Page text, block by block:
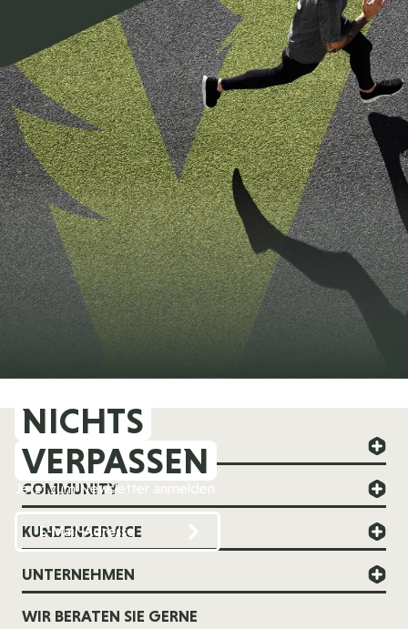
NICHTS
VERPASSEN
Jetzt zum Newsletter anmelden
FOREVER YOUNG
COMMUNITY
KUNDENSERVICE
UNTERNEHMEN
WIR BERATEN SIE GERNE